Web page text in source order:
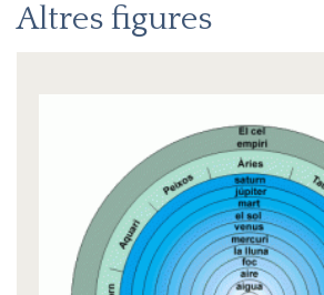
Altres figures